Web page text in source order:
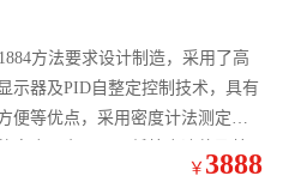
方法要求设计制造，采用了高
示器及PID自整定控制技术，具有
便等优点，采用密度计法测定液
密度，主要用于低粘度液体及粘
化工、电力、商检、高校、科研
￥ 3888